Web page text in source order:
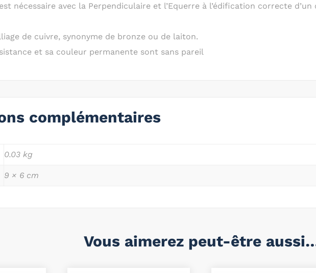
nécessaire avec la Perpendiculaire et l’Equerre à l’édification correcte d’un
de cuivre, synonyme de bronze ou de laiton.
et sa couleur permanente sont sans pareil
complémentaires
0.03 kg
9 × 6 cm
Vous aimerez peut-être